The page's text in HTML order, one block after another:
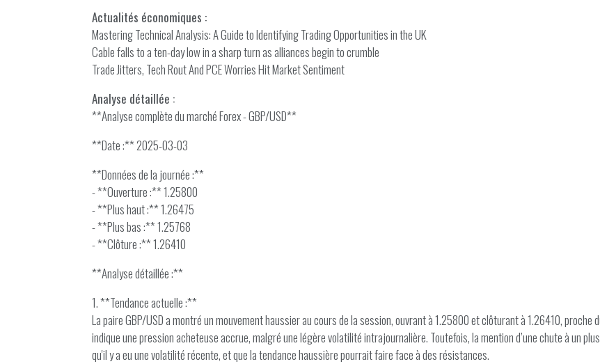
Actualités économiques :
Mastering Technical Analysis: A Guide to Identifying Trading Opportunities in the UK
Cable falls to a ten-day low in a sharp turn as alliances begin to crumble
Trade Jitters, Tech Rout And PCE Worries Hit Market Sentiment
Analyse détaillée :
**Analyse complète du marché Forex - GBP/USD**
**Date :** 2025-03-03
**Données de la journée :**
- **Ouverture :** 1.25800
- **Plus haut :** 1.26475
- **Plus bas :** 1.25768
- **Clôture :** 1.26410
**Analyse détaillée :**
1. **Tendance actuelle :**
La paire GBP/USD a montré un mouvement haussier au cours de la session, ouvrant à 1.25800 et clôturant à 1.26410,
indique une pression acheteuse accrue, malgré une légère volatilité intrajournalière. Toutefois, la mention d’une chute à un
qu'il y a eu une volatilité récente, et que la tendance haussière pourrait faire face à des résistances.